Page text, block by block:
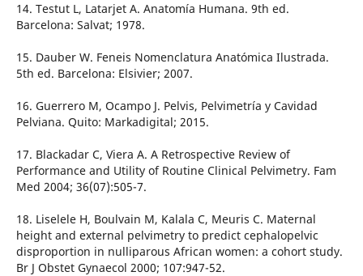
14. Testut L, Latarjet A. Anatomía Humana. 9th ed.
Barcelona: Salvat; 1978.
15. Dauber W. Feneis Nomenclatura Anatómica Ilustrada.
5th ed. Barcelona: Elsivier; 2007.
16. Guerrero M, Ocampo J. Pelvis, Pelvimetría y Cavidad
Pelviana. Quito: Markadigital; 2015.
17. Blackadar C, Viera A. A Retrospective Review of
Performance and Utility of Routine Clinical Pelvimetry. Fam
Med 2004; 36(07):505-7.
18. Liselele H, Boulvain M, Kalala C, Meuris C. Maternal
height and external pelvimetry to predict cephalopelvic
disproportion in nulliparous African women: a cohort study.
Br J Obstet Gynaecol 2000; 107:947-52.